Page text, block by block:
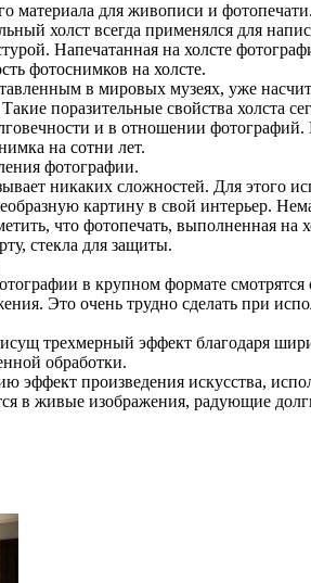
материала для живописи и фотопечати.
холст всегда применялся для
Напечатанная на холсте
фотоснимков на холсте.
в мировых музеях, уже
поразительные свойства холста
и в отношении
на сотни лет.
фотографии.
никаких сложностей. Для этого
картину в свой интерьер.
что фотопечать, выполненная
стекла для защиты.
в крупном формате
Это очень трудно сделать при
трехмерный эффект благодаря
обработки.
эффект произведения искусства,
в живые изображения, радующие